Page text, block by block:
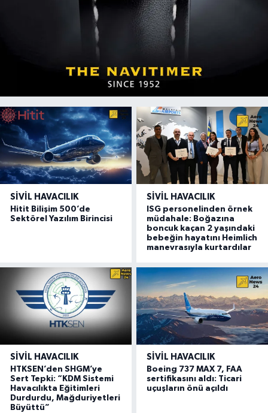
SIVIL HAVACILIK
Hitit Bilişim 500’de
Sektörel Yazılım Birincisi
SIVIL HAVACILIK
ISG personelinden örnek
müdahale: Boğazına
boncuk kaçan 2 yaşındaki
bebeğin hayatını Heimlich
manevrasıyla kurtardılar
SIVIL HAVACILIK
HTKSEN’den SHGM’ye
Sert Tepki: “KDM Sistemi
Havacılıkta Eğitimleri
Durdurdu, Mağduriyetleri
Büyüttü”
SIVIL HAVACILIK
Boeing 737 MAX 7, FAA
sertifikasını aldı: Ticari
uçuşların önü açıldı